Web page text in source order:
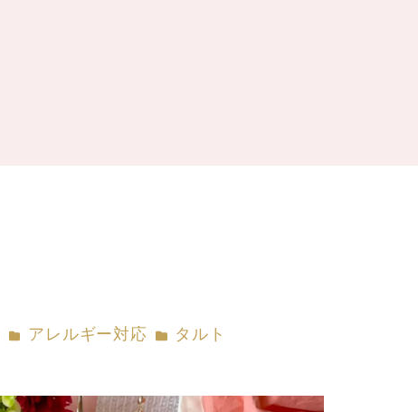
カテゴリー
アレルギー対応 カテゴリー
タルト